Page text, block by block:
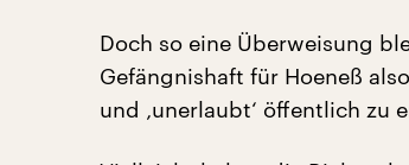
Doch so eine Überweisung
Gefängnishaft für Hoeneß
und ‚unerlaubt‘ öffentlich zu